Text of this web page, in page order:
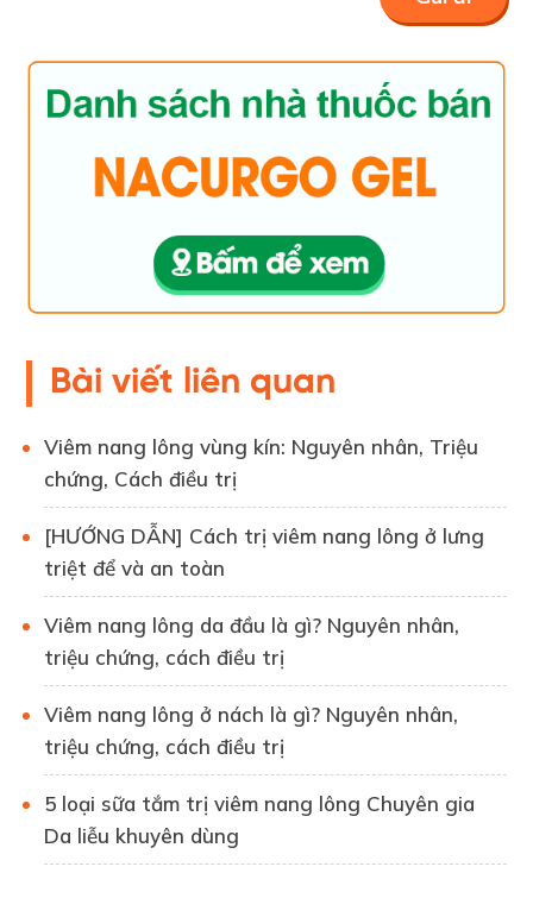
Bài viết liên quan
Viêm nang lông vùng kín: Nguyên nhân, Triệu
chứng, Cách điều trị
[HƯỚNG DẪN] Cách trị viêm nang lông ở lưng
triệt để và an toàn
Viêm nang lông da đầu là gì? Nguyên nhân,
triệu chứng, cách điều trị
Viêm nang lông ở nách là gì? Nguyên nhân,
triệu chứng, cách điều trị
5 loại sữa tắm trị viêm nang lông Chuyên gia
Da liễu khuyên dùng